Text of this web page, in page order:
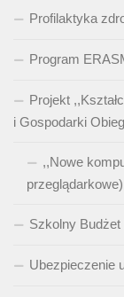
Profilaktyka
Program
Projekt
i Gospodarki
,,Nowe
Szkolny
Ubezpieczenie